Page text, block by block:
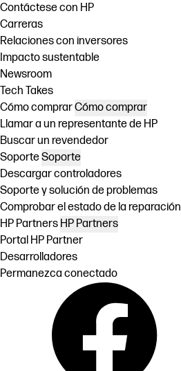
Contáctese con HP
Carreras
Relaciones con inversores
Impacto sustentable
Newsroom
Tech Takes
Cómo comprarCómo comprar
Llamar a un representante de HP
Buscar un revendedor
SoporteSoporte
Descargar controladores
Soporte y solución de problemas
Comprobar el estado de la reparación
HP Partners HP Partners
Portal HP Partner
Desarrolladores
Permanezca conectado